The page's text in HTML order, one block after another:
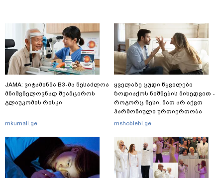
JAMA: ვიტამინმა B3-მა შესაძლოა
მნიშვნელოვნად შეამციროს
გლაუკომის რისკი
mkurnali.ge
ყველაზე ცუდი წყვილები
ზოდიაქოს ნიშნების მიხედვით -
როგორც წესი, მათ არ აქვთ
ჰარმონიული ურთიერთობა
mshoblebi.ge